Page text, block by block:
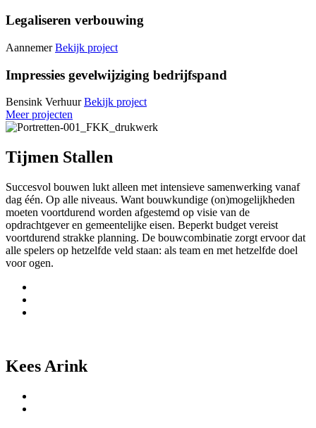
Legaliseren verbouwing
Aannemer Bekijk project
Impressies gevelwijziging bedrijfspand
Bensink Verhuur Bekijk project
Meer projecten
Tijmen Stallen
Succesvol bouwen lukt alleen met intensieve samenwerking vanaf
dag één. Op alle niveaus. Want bouwkundige (on)mogelijkheden
moeten voortdurend worden afgestemd op visie van de
opdrachtgever en gemeentelijke eisen. Beperkt budget vereist
voortdurend strakke planning. De bouwcombinatie zorgt ervoor dat
alle spelers op hetzelfde veld staan: als team en met hetzelfde doel
voor ogen.
Kees Arink